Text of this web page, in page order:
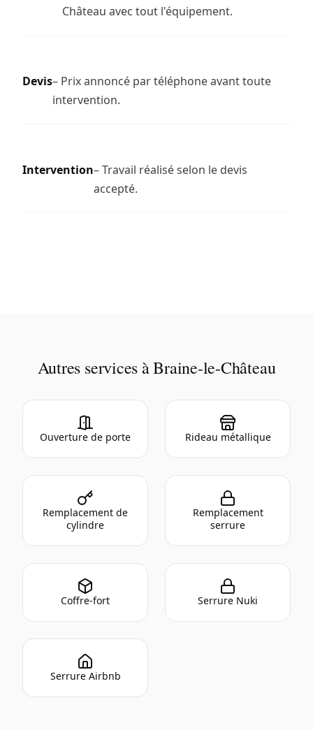
Château avec tout l'équipement.
Devis– Prix annoncé par téléphone avant toute
intervention.
Intervention– Travail réalisé selon le devis
accepté.
Autres services à Braine-le-Château
Ouverture de porte Rideau métallique
Remplacement de
cylindre
Remplacement
serrure
Coffre-fort Serrure Nuki
Serrure Airbnb